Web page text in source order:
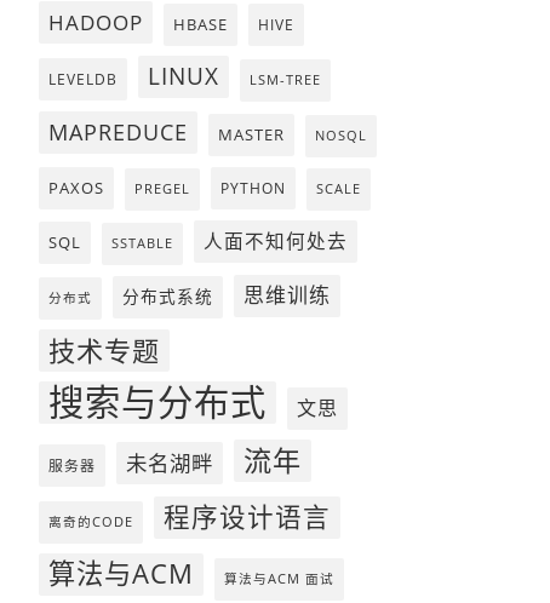
HADOOP HBASE HIVE
LEVELDB LINUX LSM-TREE
MAPREDUCE MASTER NOSQL
PAXOS PREGEL PYTHON SCALE
SQL SSTABLE 人面不知何处去
分布式 分布式系统 思维训练
技术专题
搜索与分布式 文思
服务器 未名湖畔 流年
离奇的CODE 程序设计语言
算法与ACM 算法与ACM 面试